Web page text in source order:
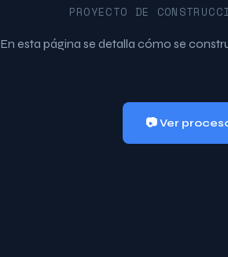
PROYECTO DE
En esta página se detalla cómo se
📷 Ver